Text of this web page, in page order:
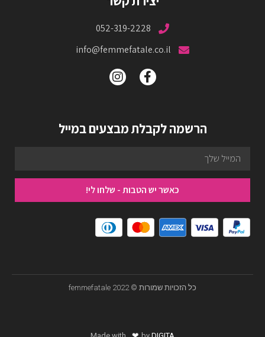
052-319-2228
info@femmefatale.co.il
הרשמה לקבלת מבצעים במייל
כאשר יש הטבות - שלחו לי!
כל הזכויות שמורות © femmefatale 2022